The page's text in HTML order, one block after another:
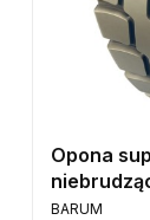
Opona
7.00-12 w
PRODUCENT
BARUM